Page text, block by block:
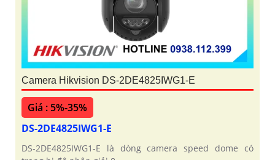
Camera Hikvision DS-2DE4825IWG1-E
Giá : 5%-35%
DS-2DE4825IWG1-E
DS-2DE4825IWG1-E là dòng camera speed dome có